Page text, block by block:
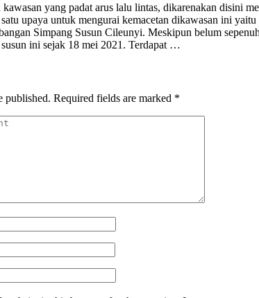
yang padat arus lalu lintas, dikarenakan disini
upaya untuk mengurai kemacetan dikawasan ini
Simpang Susun Cileunyi. Meskipun belum
ini sejak 18 mei 2021. Terdapat …
published. Required fields are marked *